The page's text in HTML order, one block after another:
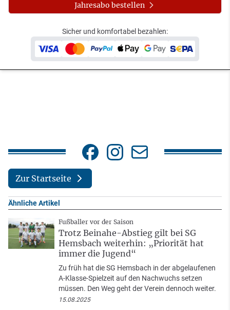
Jahresabo bestellen
Sicher und komfortabel bezahlen:
Zur Startseite
Ähnliche Artikel
Fußballer vor der Saison
Trotz Beinahe-Abstieg gilt bei SG
Hemsbach weiterhin: „Priorität hat
immer die Jugend“
Zu früh hat die SG Hemsbach in der abgelaufenen
A-Klasse-Spielzeit auf den Nachwuchs setzen
müssen. Den Weg geht der Verein dennoch weiter.
15.08.2025